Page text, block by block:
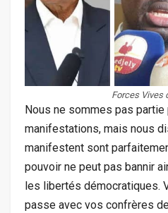
Forces Vives
Nous ne sommes pas
manifestations, mais nous
manifestent sont
pouvoir ne peut pas bannir
les libertés démocratiques.
passe avec vos confrères